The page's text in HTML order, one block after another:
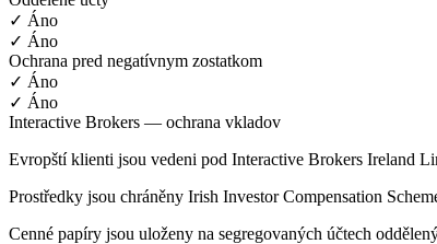
✓ Áno
✓ Áno
Ochrana pred negatívnym zostatkom
✓ Áno
✓ Áno
Interactive Brokers — ochrana vkladov
Evropští klienti jsou vedeni pod Interactive Brokers Ireland
Prostředky jsou chráněny Irish Investor Compensation
Cenné papíry jsou uloženy na segregovaných účtech